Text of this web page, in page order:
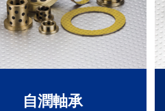
自潤軸承